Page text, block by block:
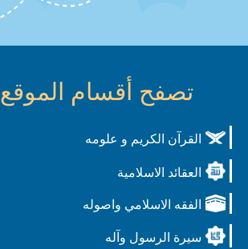
تصفح أقسام الموقع
القرآن الكريم و علومه
العقائد الاسلامية
الفقه الاسلامي واصوله
سيرة الرسول وآله